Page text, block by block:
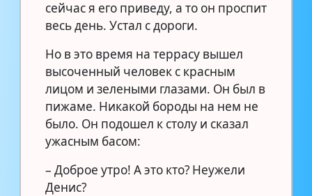
сейчас я его приведу, а то он проспит
весь день. Устал с дороги.
Но в это время на террасу вышел
высоченный человек с красным
лицом и зелеными глазами. Он был в
пижаме. Никакой бороды на нем не
было. Он подошел к столу и сказал
ужасным басом:
– Доброе утро! А это кто? Неужели
Денис?